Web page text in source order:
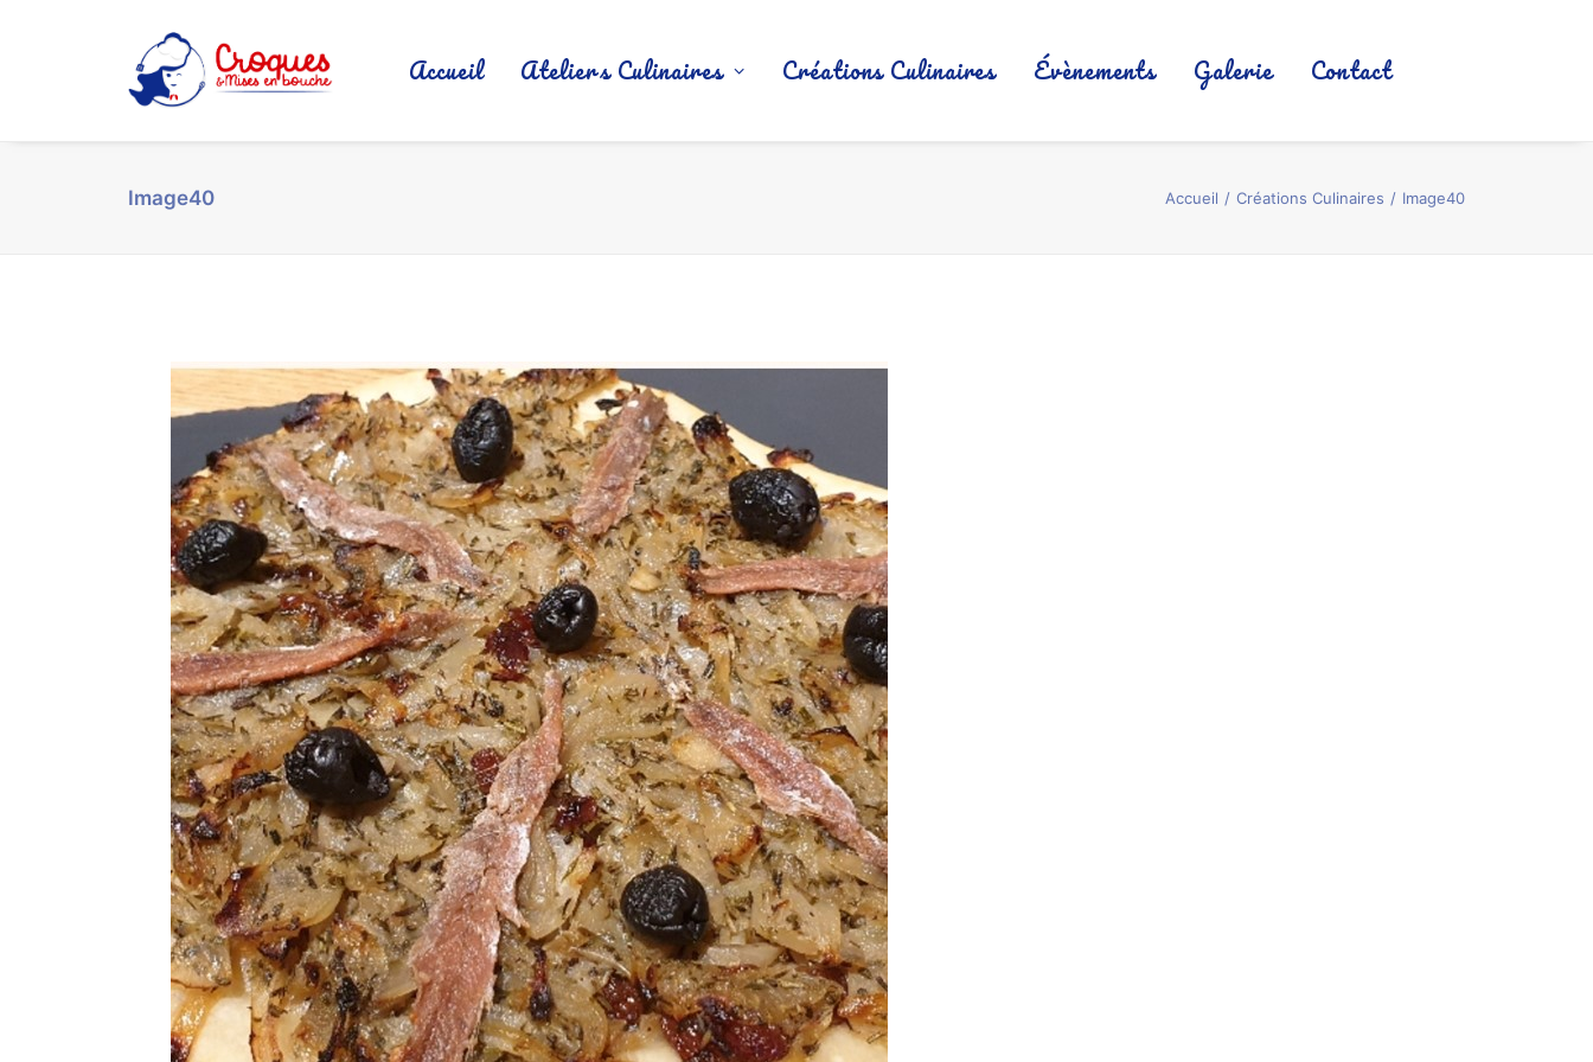
Accueil Ateliers Culinaires Créations Culinaires Évènements Galerie Contact
Image40 Accueil Créations Culinaires Image40